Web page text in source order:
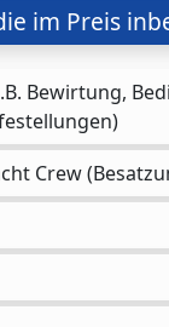
im Preis
Bewirtung,
Crew